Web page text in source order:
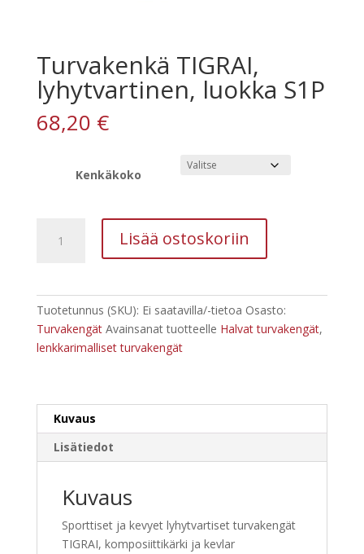
Turvakenkä TIGRAI,
lyhytvartinen, luokka S1P
68,20 €
Kenkäkoko
TIGRAI,
määrä
Lisää ostoskoriin
Tuotetunnus (SKU): Ei saatavilla/-tietoa Osasto:
Turvakengät Avainsanat tuotteelle Halvat turvakengät,
lenkkarimalliset turvakengät
Kuvaus
Lisätiedot
Kuvaus
Sporttiset ja kevyet lyhytvartiset turvakengät
TIGRAI, komposiittikärki ja kevlar